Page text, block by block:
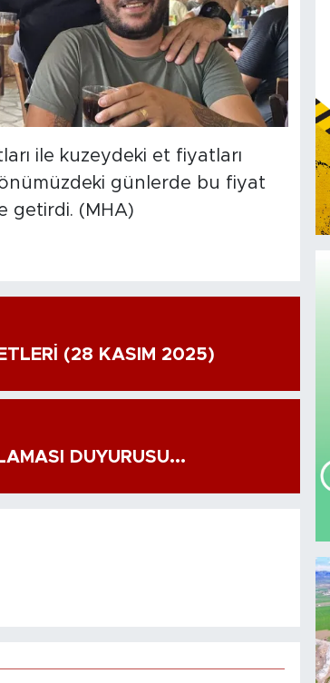
ile kuzeydeki et fiyatları
günlerde bu fiyat
getirdi. (MHA)
(28 KASIM 2025)
DUYURUSU...